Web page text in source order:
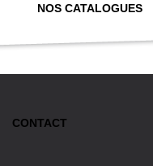
NOS CATALOGUES
CONTACT